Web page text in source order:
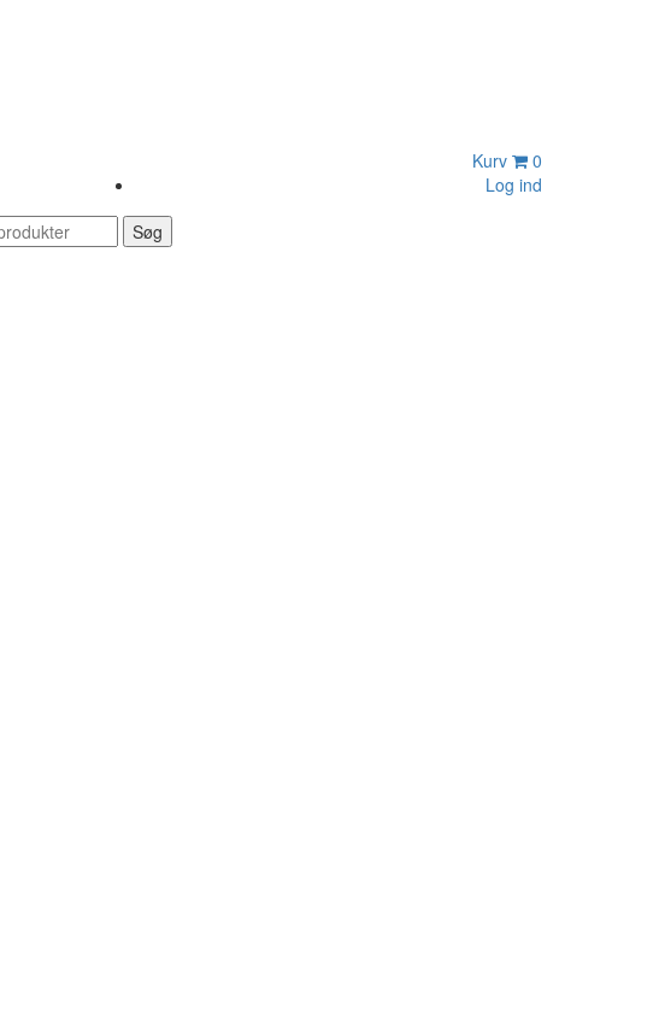
Kurv
0
Log ind
Søg